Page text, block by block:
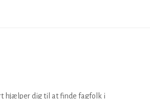
hjælper dig til at finde fagfolk i